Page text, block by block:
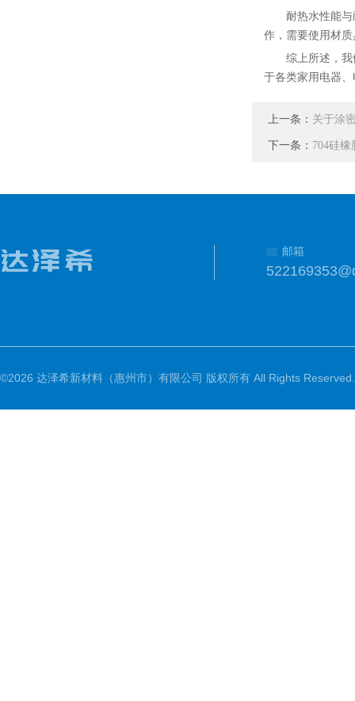
耐热水性能与耐
作，需要使用材
综上所述，我们
于各类家用电器
上一条： 关于涂
下一条： 704硅
邮箱
©2026 达泽希新材料（惠州市）有限公司 版权所有 All Rights Reserved.